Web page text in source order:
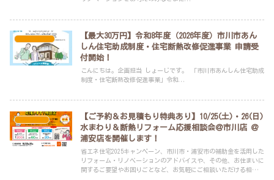
【最大30万円】令和8年度（2026年度）市川市あん
しん住宅助成制度・住宅断熱改修促進事業 申請受
付開始！
こんにちは。企画担当 しょーじです。 「市川市あんしん住宅助成
制度・住宅断熱改修促進事業」令和...
【ご予約＆お見積もり特典あり】10/25(土)・26(日)
水まわり＆断熱リフォーム応援相談会＠市川店 ＠
浦安店を開催します！
省エネ住宅2025キャンペーン、市川市・浦安市の補助金を活用した
リフォーム・リノベーションのアドバイスや、その他、お住まいに
関するご要望やお困りごとなど、お気軽にご相談いただける相談会